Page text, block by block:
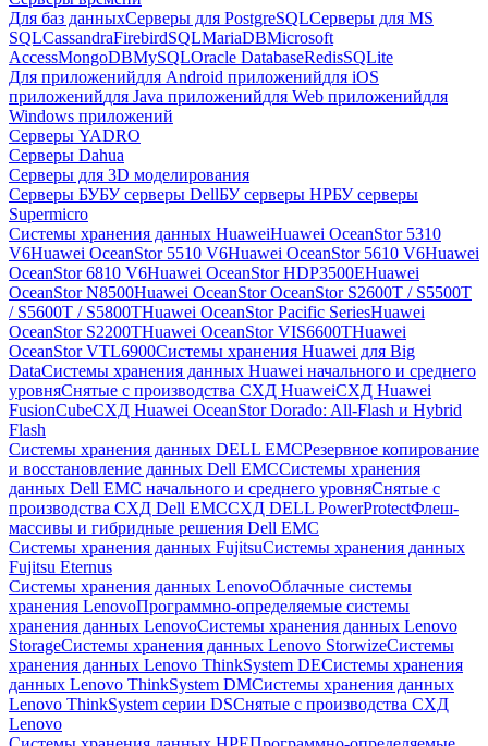
Для баз данныхСерверы для PostgreSQLСерверы для MS
SQLCassandraFirebirdSQLMariaDBMicrosoft
AccessMongoDBMySQLOracle DatabaseRedisSQLite
Для приложенийдля Android приложенийдля iOS
приложенийдля Java приложенийдля Web приложенийдля
Windows приложений
Серверы YADRO
Серверы Dahua
Серверы для 3D моделирования
Серверы БУБУ серверы DellБУ серверы HPБУ серверы
Supermicro
Системы хранения данных HuaweiHuawei OceanStor 5310
V6Huawei OceanStor 5510 V6Huawei OceanStor 5610 V6Huawei
OceanStor 6810 V6Huawei OceanStor HDP3500EHuawei
OceanStor N8500Huawei OceanStor OceanStor S2600T / S5500T
/ S5600T / S5800THuawei OceanStor Pacific SeriesHuawei
OceanStor S2200THuawei OceanStor VIS6600THuawei
OceanStor VTL6900Системы хранения Huawei для Big
DataСистемы хранения данных Huawei начального и среднего
уровняСнятые с производства СХД HuaweiСХД Huawei
FusionCubeСХД Huawei OceanStor Dorado: All-Flash и Hybrid
Flash
Системы хранения данных DELL EMCРезервное копирование
и восстановление данных Dell EMCСистемы хранения
данных Dell EMC начального и среднего уровняСнятые с
производства СХД Dell EMCСХД DELL PowerProtectФлеш-
массивы и гибридные решения Dell EMC
Системы хранения данных FujitsuСистемы хранения данных
Fujitsu Eternus
Системы хранения данных LenovoОблачные системы
хранения LenovoПрограммно-определяемые системы
хранения данных LenovoСистемы хранения данных Lenovo
StorageСистемы хранения данных Lenovo StorwizeСистемы
хранения данных Lenovo ThinkSystem DEСистемы хранения
данных Lenovo ThinkSystem DMСистемы хранения данных
Lenovo ThinkSystem серии DSСнятые с производства СХД
Lenovo